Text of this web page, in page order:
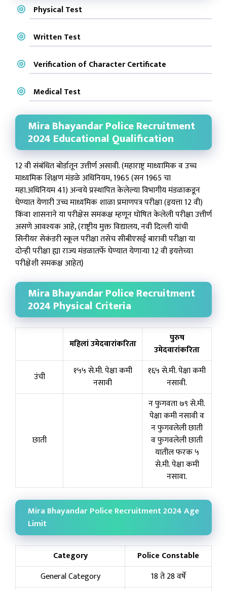
Physical Test
Written Test
Verification of Character Certificate
Medical Test
Mira Bhayandar Police Recruitment
2024 Educational Qualification
12 वी संबंधित बोर्डातून उत्तीर्ण असावी. (महाराष्ट्र माध्यामिक व उच्च
माध्यमिक शिक्षण मंडळे अधिनियम, 1965 (सन 1965 चा
महा.अधिनियम 41) अन्वये प्रस्थापित केलेल्या विभागीय मंडळाकडून
घेण्यात येणारी उच्च माध्यमिक शाळा प्रमाणपत्र परीक्षा (इयत्ता 12 वी)
किंवा शासनाने या परीक्षेस समकक्ष म्हणून घोषित केलेली परीक्षा उत्तीर्ण
असणे आवश्यक आहे, (राष्ट्रीय मुक्त विद्यालय, नवी दिल्ली यांची
सिनीयर सेकंडरी स्कूल परीक्षा तसेच सीबीएसई बारावी परीक्षा या
दोन्ही परीक्षा ह्या राज्य मंडळातर्फे घेण्यात येणाऱ्या 12 वी इयत्तेच्या
परीक्षेशी समकक्ष आहेत}
Mira Bhayandar Police Recruitment
2024 Physical Criteria
महिलां उमेदवारांकरिता
पुरुष
उमेदवारांकरिता
उंची
१५५ से.मी. पेक्षा कमी
नसावी
१६५ से.मी. पेक्षा कमी
नसावी.
छाती
न फुगवता ७९ से.मी.
पेक्षा कमी नसावी व
न फुगवलेली छाती
व फुगवलेली छाती
यातील फरक ५
से.मी. पेक्षा कमी
नसावा.
Mira Bhayandar Police Recruitment 2024 Age
Limit
Category
Police Constable
General Category
18 ते 28 वर्षे